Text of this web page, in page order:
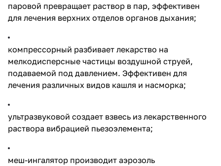
паровой превращает раствор в пар, эффективен
для лечения верхних отделов органов дыхания;
компрессорный разбивает лекарство на
мелкодисперсные частицы воздушной струей,
подаваемой под давлением. Эффективен для
лечения различных видов кашля и насморка;
ультразвуковой создает взвесь из лекарственного
раствора вибрацией пьезоэлемента;
меш-ингалятор производит аэрозоль